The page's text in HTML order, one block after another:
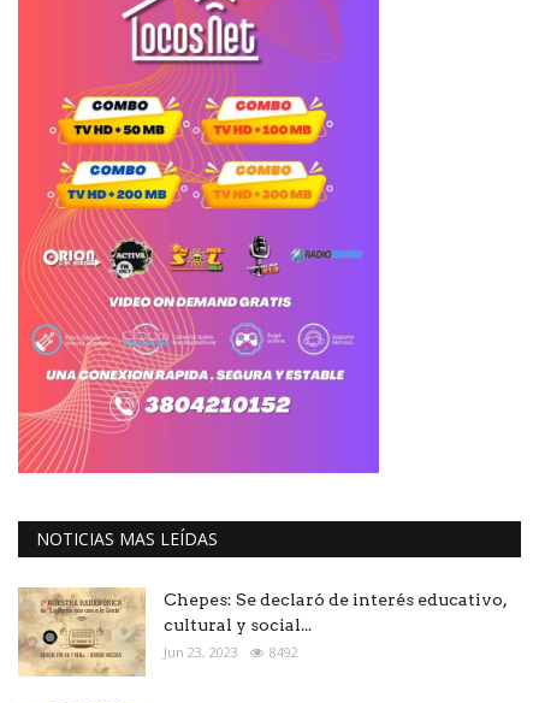
NOTICIAS MAS LEÍDAS
Chepes: Se declaró de interés educativo,
cultural y social...
Jun 23, 2023 8492